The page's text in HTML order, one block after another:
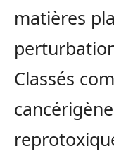
matières
Classés